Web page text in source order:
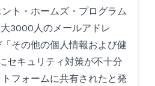
ト・ホームズ・プログラム
大3000人のメールアドレ
その他の個人情報および健
セキュリティ対策が不十分
フォームに共有されたと発